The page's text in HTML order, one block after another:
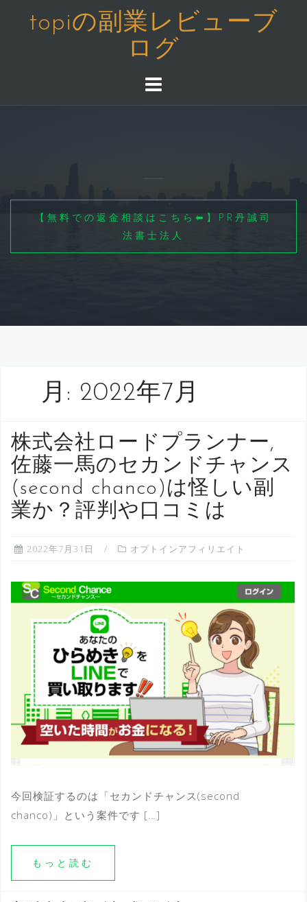
へ
topiの副業レビューブ
ログ
【無料での返金相談はこちら⬅】PR丹誠司
法書士法人
月: 2022年7月
株式会社ロードプランナー,
佐藤一馬のセカンドチャンス
(second chanco)は怪しい副
業か？評判や口コミは
2022年7月31日 オプトインアフィリエイト
今回検証するのは「セカンドチャンス(second
chanco)」という案件です […]
もっと読む